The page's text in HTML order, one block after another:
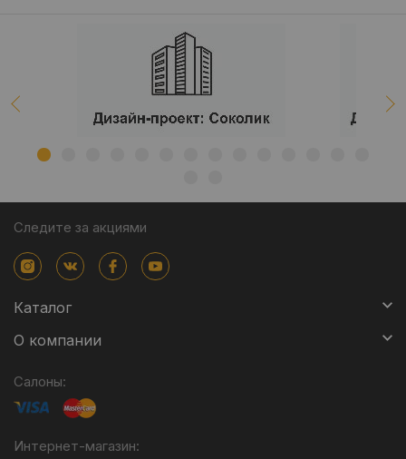
Следите за акциями
Каталог
О компании
Салоны:
Интернет-магазин: